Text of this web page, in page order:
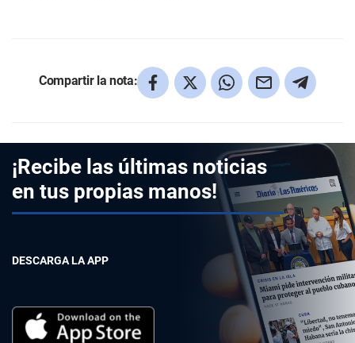
Compartir la nota:
¡Recibe las últimas noticias
en tus propias manos!
DESCARGA LA APP